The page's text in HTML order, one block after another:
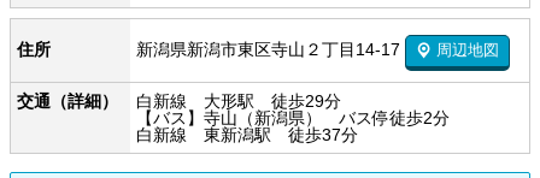
住所 新潟県新潟市東区寺山２丁目14-17 周辺地図
交通（詳細）
白新線 大形駅 徒歩29分
【バス】寺山（新潟県） バス停徒歩2分
白新線 東新潟駅 徒歩37分